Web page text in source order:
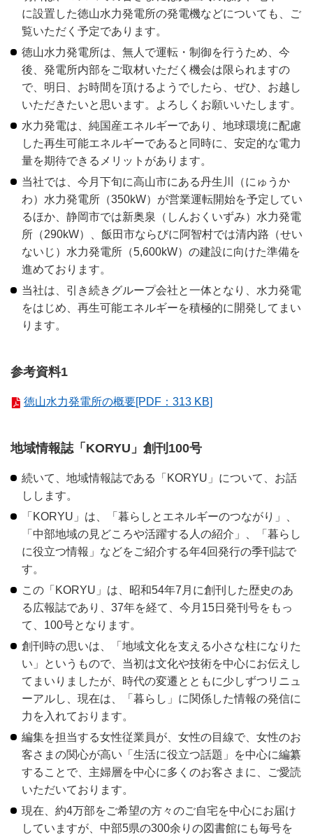
に設置した徳山水力発電所の発電機などについても、ご
覧いただく予定であります。
徳山水力発電所は、無人で運転・制御を行うため、今
後、発電所内部をご取材いただく機会は限られますの
で、明日、お時間を頂けるようでしたら、ぜひ、お越し
いただきたいと思います。よろしくお願いいたします。
水力発電は、純国産エネルギーであり、地球環境に配慮
した再生可能エネルギーであると同時に、安定的な電力
量を期待できるメリットがあります。
当社では、今月下旬に高山市にある丹生川（にゅうか
わ）水力発電所（350kW）が営業運転開始を予定してい
るほか、静岡市では新奥泉（しんおくいずみ）水力発電
所（290kW）、飯田市ならびに阿智村では清内路（せい
ないじ）水力発電所（5,600kW）の建設に向けた準備を
進めております。
当社は、引き続きグループ会社と一体となり、水力発電
をはじめ、再生可能エネルギーを積極的に開発してまい
ります。
参考資料1
徳山水力発電所の概要[PDF：313 KB]
地域情報誌「KORYU」創刊100号
続いて、地域情報誌である「KORYU」について、お話
しします。
「KORYU」は、「暮らしとエネルギーのつながり」、
「中部地域の見どころや活躍する人の紹介」、「暮らし
に役立つ情報」などをご紹介する年4回発行の季刊誌で
す。
この「KORYU」は、昭和54年7月に創刊した歴史のあ
る広報誌であり、37年を経て、今月15日発刊号をもっ
て、100号となります。
創刊時の思いは、「地域文化を支える小さな柱になりた
い」というもので、当初は文化や技術を中心にお伝えし
てまいりましたが、時代の変遷とともに少しずつリニュ
ーアルし、現在は、「暮らし」に関係した情報の発信に
力を入れております。
編集を担当する女性従業員が、女性の目線で、女性のお
客さまの関心が高い「生活に役立つ話題」を中心に編纂
することで、主婦層を中心に多くのお客さまに、ご愛読
いただいております。
現在、約4万部をご希望の方々のご自宅を中心にお届け
していますが、中部5県の300余りの図書館にも毎号を